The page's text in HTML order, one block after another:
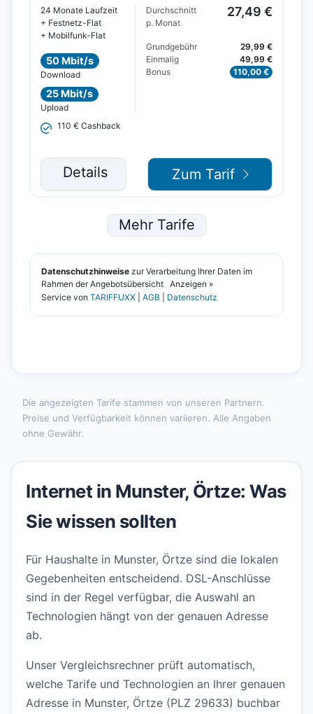
Die angezeigten Tarife stammen von unseren Partnern.
Preise und Verfügbarkeit können variieren. Alle Angaben
ohne Gewähr.
Internet in Munster, Örtze: Was
Sie wissen sollten
Für Haushalte in Munster, Örtze sind die lokalen
Gegebenheiten entscheidend. DSL-Anschlüsse
sind in der Regel verfügbar, die Auswahl an
Technologien hängt von der genauen Adresse
ab.
Unser Vergleichsrechner prüft automatisch,
welche Tarife und Technologien an Ihrer genauen
Adresse in Munster, Örtze (PLZ 29633) buchbar